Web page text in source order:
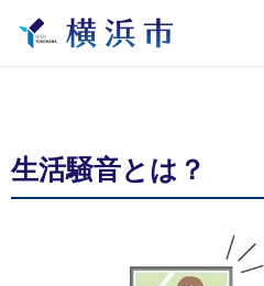
生活騒音とは？